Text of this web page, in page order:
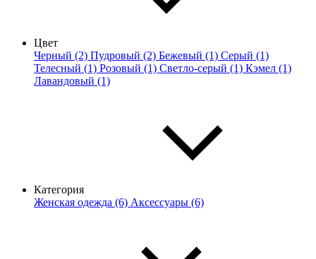
Цвет
Черный (2) Пудровый (2) Бежевый (1) Серый (1)
Телесный (1) Розовый (1) Светло-серый (1) Кэмел (1)
Лавандовый (1)
Категория
Женская одежда (6) Аксессуары (6)